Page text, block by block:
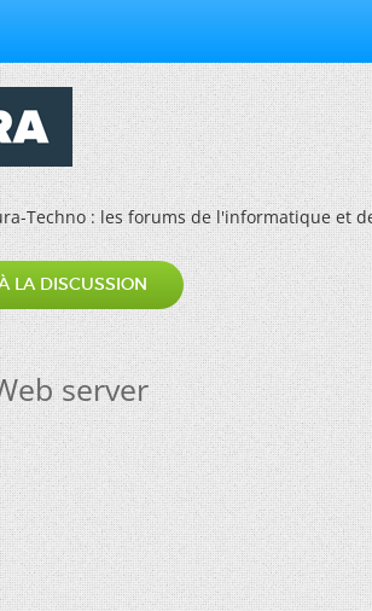
Techno : les forums de l'informatique et
LA DISCUSSION
server